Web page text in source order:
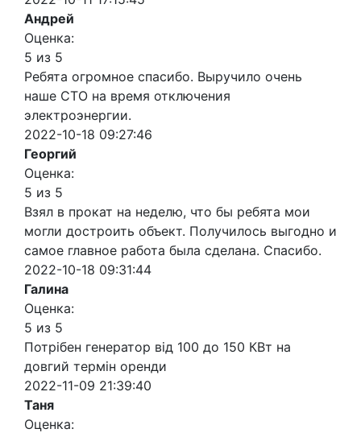
Андрей
Оценка:
5 из 5
Ребята огромное спасибо. Выручило очень
наше СТО на время отключения
электроэнергии.
2022-10-18 09:27:46
Георгий
Оценка:
5 из 5
Взял в прокат на неделю, что бы ребята мои
могли достроить объект. Получилось выгодно и
самое главное работа была сделана. Спасибо.
2022-10-18 09:31:44
Галина
Оценка:
5 из 5
Потрібен генератор від 100 до 150 КВт на
довгий термін оренди
2022-11-09 21:39:40
Таня
Оценка: